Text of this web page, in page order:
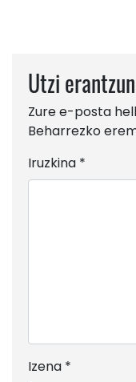
Utzi
Zure e-posta
Beharrezko
Iruzkina *
Izena *